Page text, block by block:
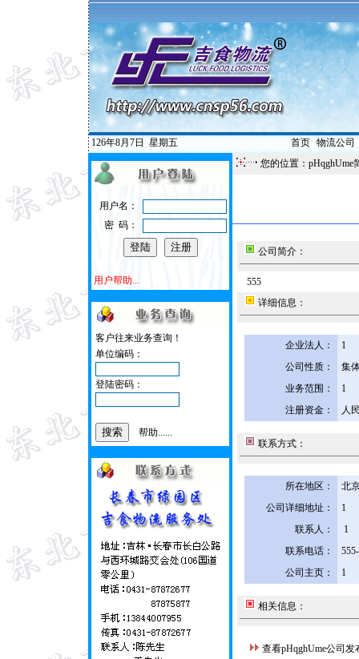
126年8月7日 星期五 首页| 物流公司
用户名：
密 码：
用户帮助...
客户往来业务查询！
单位编码：
登陆密码：
帮助......
您的位置：pHqghUme
公司简介：
555
详细信息：
企业法人：
1
公司性质：
集
业务范围：
1
注册资金：
人
联系方式：
所在地区：
北
公司详细地址：
1
联系人：
1
联系电话：
公司主页：
1
相关信息：
查看pHqghUme公司发